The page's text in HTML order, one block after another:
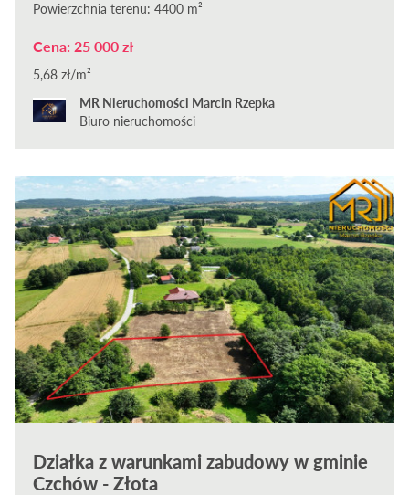
Powierzchnia terenu: 4400 m²
Cena: 25 000 zł
5,68 zł/m²
MR Nieruchomości Marcin Rzepka
Biuro nieruchomości
Działka z warunkami zabudowy w gminie
Czchów - Złota